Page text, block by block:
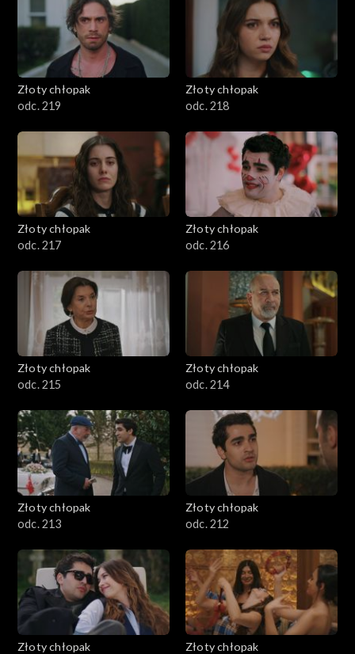
Złoty chłopak
odc. 219
Złoty chłopak
odc. 218
Złoty chłopak
odc. 217
Złoty chłopak
odc. 216
Złoty chłopak
odc. 215
Złoty chłopak
odc. 214
Złoty chłopak
odc. 213
Złoty chłopak
odc. 212
Złoty chłopak
Złoty chłopak